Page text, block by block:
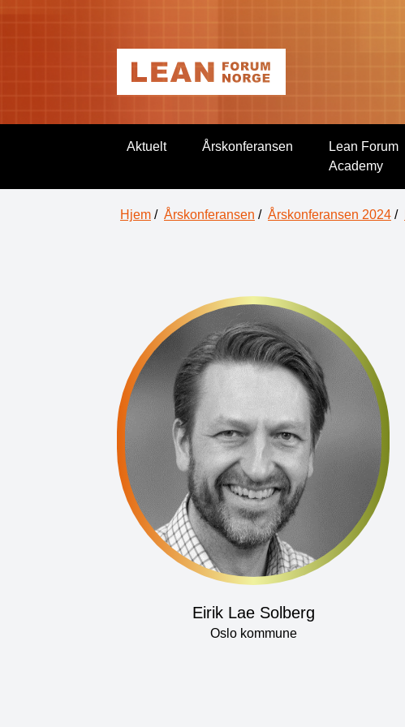
Aktuelt Årskonferansen
Lean Forum
Academy
Hjem / Årskonferansen / Årskonferansen 2024 /
Eirik Lae Solberg
Oslo kommune